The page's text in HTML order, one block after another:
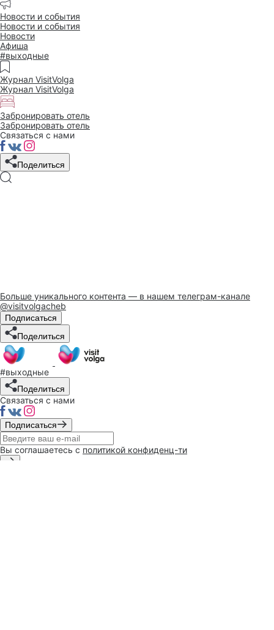
Новости и события
Новости и события
Новости
Афиша
#выходные
Журнал VisitVolga
Журнал VisitVolga
Забронировать отель
Забронировать отель
Связаться с нами
Поделиться
Больше уникального контента — в нашем телеграм-канале
@visitvolgacheb
Подписаться
Поделиться
#выходные
Поделиться
Связаться с нами
Подписаться
Вы соглашаетесь с политикой конфиденц-ти